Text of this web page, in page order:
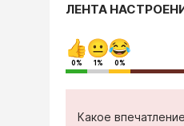
ЛЕНТА
0% 1% 0%
Какое